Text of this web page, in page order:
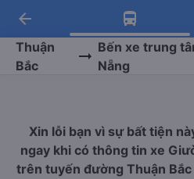
Tải app Vexere
Nhận ưu đãi thành
quyền
Tải app Vexere
-30k/ghế khi đặt vé
app
arrow_back
Thuận
Bắc
Bến xe trung
Nẵng
Xin lỗi bạn vì sự bất tiện
ngay khi có thông tin xe
trên tuyến đường Thuận